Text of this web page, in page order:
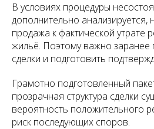
В условиях процедуры
дополнительно анализируется,
продажа к фактической утрате
жильё. Поэтому важно заранее
сделки и подготовить
Грамотно подготовленный
прозрачная структура сделки
вероятность положительного
риск последующих споров.